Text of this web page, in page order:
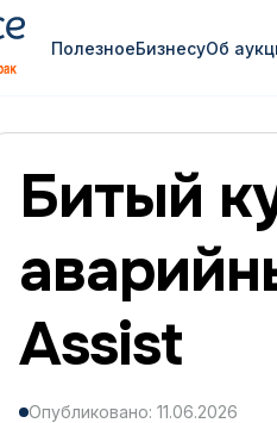
ПолезноеБизнесуОб
Битый
Assist
Опубликовано: 11.06.2026